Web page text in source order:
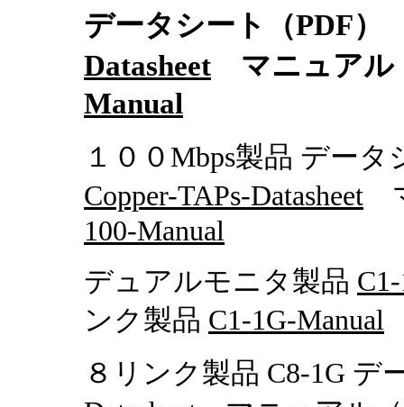
データシート（PDF
Datasheet マニュアル
Manual
１００Mbps製品 デー
Copper-TAPs-Datasheet
100-Manual
デュアルモニタ製品
ンク製品 C1-1G-Manual
８リンク製品 C8-1G